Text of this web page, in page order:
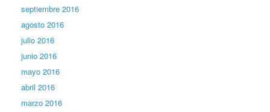
septiembre 2016
agosto 2016
julio 2016
junio 2016
mayo 2016
abril 2016
marzo 2016